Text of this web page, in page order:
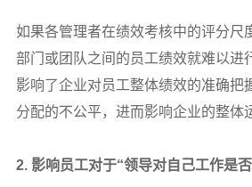
如果各管理者在绩效考核中的评分尺
部门或团队之间的员工绩效就难以进
影响了企业对员工整体绩效的准确把
分配的不公平，进而影响企业的整体
2. 影响员工对于“领导对自己工作是否